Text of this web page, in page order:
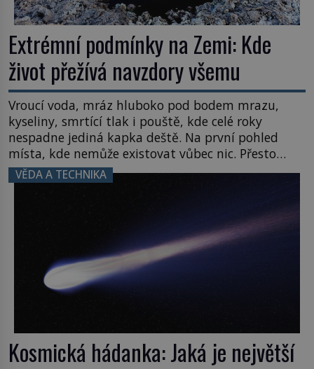
Extrémní podmínky na Zemi: Kde
život přežívá navzdory všemu
Vroucí voda, mráz hluboko pod bodem mrazu,
kyseliny, smrtící tlak i pouště, kde celé roky
nespadne jediná kapka deště. Na první pohled
místa, kde nemůže existovat vůbec nic. Přesto
právě tady vědci objevují organismy, které
posouvají hranice života. Každý nový nález mění
naše představy o tom, co všechno dokáže příroda a
napovídá, kde bychom jednou […]
VĚDA A TECHNIKA
Kosmická hádanka: Jaká je největší